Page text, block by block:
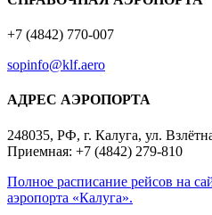
+7 (4842) 770-007
sopinfo@klf.aero
АДРЕС АЭРОПОРТА
248035, РФ, г. Калуга, ул.
Приемная: +7 (4842) 279-810
Полное расписание рейсов на
аэропорта «Калуга».